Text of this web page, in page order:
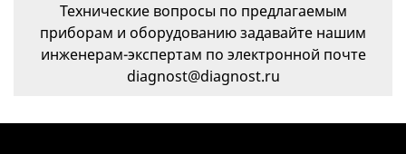
Технические вопросы по предлагаемым
приборам и оборудованию задавайте нашим
инженерам-экспертам по электронной почте
diagnost@diagnost.ru